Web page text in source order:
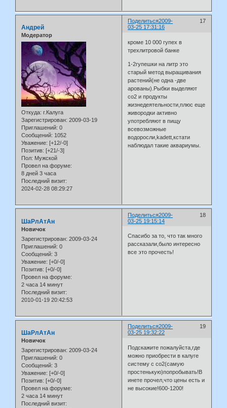
Поделиться 17
2009-
03-25 17:31:16
Андрей
Модератор
Откуда: г.Калуга
Зарегистрирован: 2009-03-19
Приглашений: 0
Сообщений: 1052
Уважение: [+12/-0]
Позитив: [+21/-3]
Пол: Мужской
Провел на форуме:
8 дней 3 часа
Последний визит:
2024-02-28 08:29:27
кроме 10 000 гупех в
трехлитровой банке
1-2гупешки на литр это
старый метод выращивания
растений(не одна -две
арованы).Рыбки выделяют
со2 и продукты
жизнедеятельности,плюс еще
живородки активно
употребляют в пищу
всевозможные
водоросли,kadett,кстати
наблюдал такие аквариумы.
Поделиться 18
2009-
03-25 19:15:14
ШаРлАтАн
Новичок
Зарегистрирован: 2009-03-24
Приглашений: 0
Сообщений: 3
Уважение: [+0/-0]
Позитив: [+0/-0]
Провел на форуме:
2 часа 14 минут
Последний визит:
2010-01-19 20:42:53
Спасибо за то, что так много
рассказали,было интересно
все это прочесть!
Поделиться 19
2009-
03-25 19:32:22
ШаРлАтАн
Новичок
Зарегистрирован: 2009-03-24
Приглашений: 0
Сообщений: 3
Уважение: [+0/-0]
Позитив: [+0/-0]
Провел на форуме:
2 часа 14 минут
Последний визит:
Подскажите пожалуйста,где
можно приобрести в калуге
систему с со2(самую
простенькую)попробывать!В
инете прочел,что цены есть и
не высокие!600-1200!